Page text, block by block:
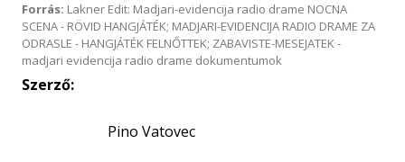
Forrás: Lakner Edit: Madjari-evidencija radio drame NOCNA
SCENA - RÖVID HANGJÁTÉK; MADJARI-EVIDENCIJA RADIO DRAME ZA
ODRASLE - HANGJÁTÉK FELNŐTTEK; ZABAVISTE-MESEJATEK -
madjari evidencija radio drame dokumentumok
Szerző:
Pino Vatovec